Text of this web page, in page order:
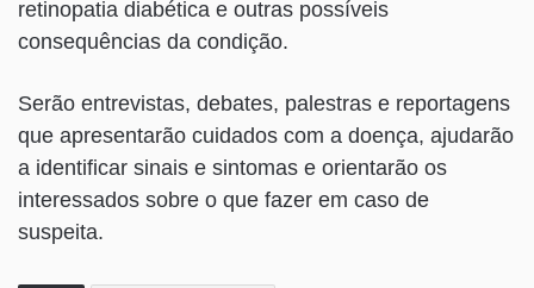
retinopatia diabética e outras possíveis
consequências da condição.
Serão entrevistas, debates, palestras e reportagens
que apresentarão cuidados com a doença, ajudarão
a identificar sinais e sintomas e orientarão os
interessados sobre o que fazer em caso de
suspeita.